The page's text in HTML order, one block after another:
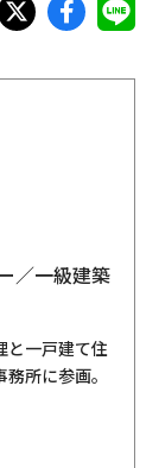
／一級建築
と一戸建て住
所に参画。